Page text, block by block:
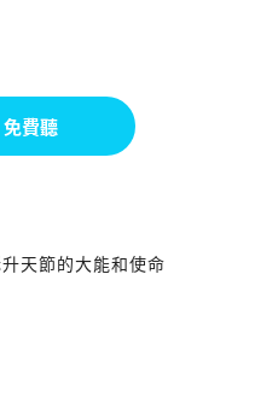
費聽
天節的大能和使命